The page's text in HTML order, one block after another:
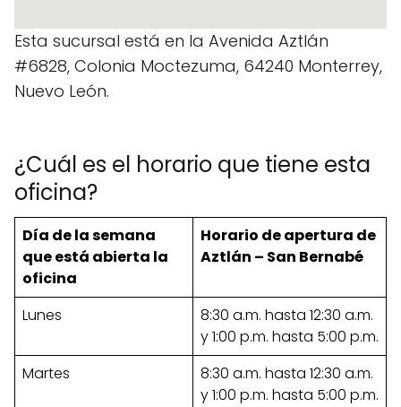
Esta sucursal está en la Avenida Aztlán
#6828, Colonia Moctezuma, 64240 Monterrey,
Nuevo León.
¿Cuál es el horario que tiene esta
oficina?
Día de la semana
que está abierta la
oficina
Horario de apertura de
Aztlán – San Bernabé
Lunes
8:30 a.m. hasta 12:30 a.m.
y 1:00 p.m. hasta 5:00 p.m.
Martes
8:30 a.m. hasta 12:30 a.m.
y 1:00 p.m. hasta 5:00 p.m.